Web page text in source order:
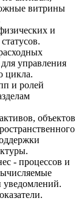
витрины
и
управления
цикла.
и ролей
объектов
- процессов и
уведомлений.